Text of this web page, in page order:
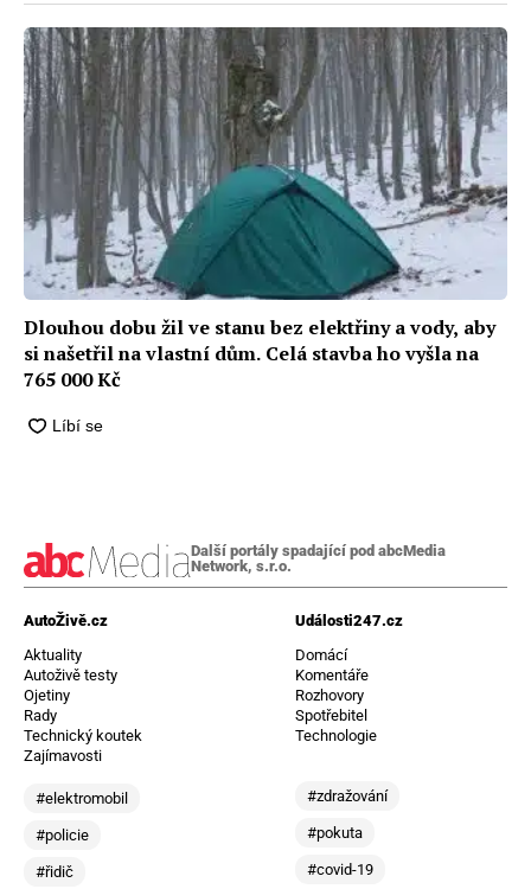
Dlouhou dobu žil ve stanu bez elektřiny a vody, aby
si našetřil na vlastní dům. Celá stavba ho vyšla na
765 000 Kč
Další portály spadající pod abcMedia
Network, s.r.o.
AutoŽivě.cz
Aktuality
Autoživě testy
Ojetiny
Rady
Technický koutek
Zajímavosti
#elektromobil
#policie
#řidič
Události247.cz
Domácí
Komentáře
Rozhovory
Spotřebitel
Technologie
#zdražování
#pokuta
#covid-19